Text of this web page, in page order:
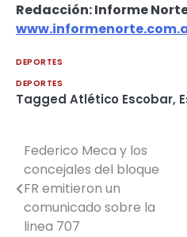
Redacción: Informe
DEPORTES
DEPORTES
Tagged Atlético Escobar,
Navegación
de
entradas
Federico Meca y los
concejales del bloque
FR emitieron un
comunicado sobre la
linea 707